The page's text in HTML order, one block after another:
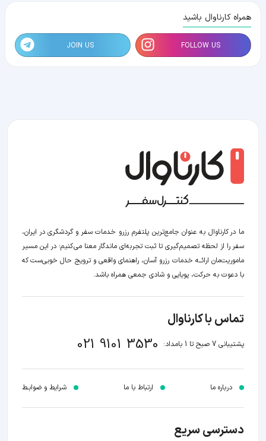
همراه کارناوال باشید
FOLLOW US
JOIN US
ما در کارناوال به عنوان جامع‌ترین پلتفرم رزرو خدمات سفر و گردشگری در ایران،
سفر را از لحظه‌ تصمیم‌گیری تا ثبت تجربه‌ای ماندگار معنا می‌کنیم؛ در این مسیر‍
ماموریت‌مان اراﺋــﻪ خدمات رزرو آسان، راهنمای واقعی و ترویج حال خوبی‌ست که
با دعوت به حرکت، پویایی و شادی جمعی همراه باشد.
تماس با کارناوال
پشتیبانی 7 صبح تا 1 بامداد: 021 9101 3530
درباره ما ارتباط با ما شرایط و ضوابـط
دسترسی سریع